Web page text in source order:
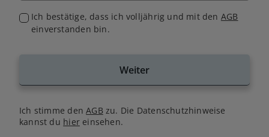
Ich bestätige, dass ich volljährig und mit den AGB
einverstanden bin.
Weiter
Ich stimme denAGB zu. Die Datenschutzhinweise
kannst du hiereinsehen.